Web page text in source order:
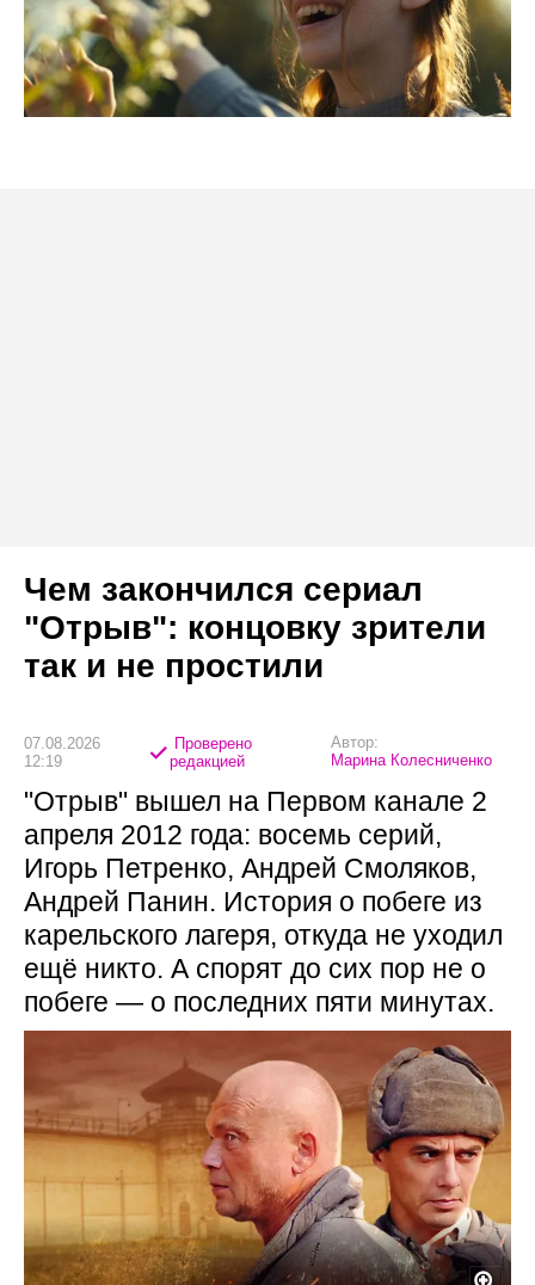
Чем закончился сериал
"Отрыв": концовку зрители
так и не простили
07.08.2026
12:19
Проверено
редакцией
Автор:
Марина Колесниченко
"Отрыв" вышел на Первом канале 2
апреля 2012 года: восемь серий,
Игорь Петренко, Андрей Смоляков,
Андрей Панин. История о побеге из
карельского лагеря, откуда не уходил
ещё никто. А спорят до сих пор не о
побеге — о последних пяти минутах.